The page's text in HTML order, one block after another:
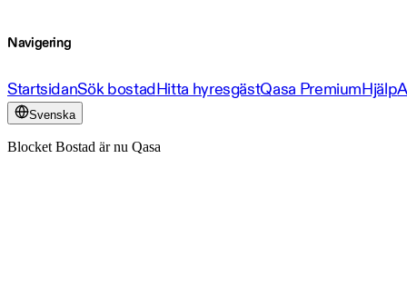
Navigering
StartsidanSök bostadHitta hyresgästQasa PremiumHjälp
Svenska
Blocket Bostad är nu Qasa